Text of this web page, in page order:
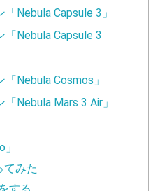
Nebula Capsule 3」
Nebula Capsule 3
Nebula Cosmos」
Nebula Mars 3 Air」
てみた